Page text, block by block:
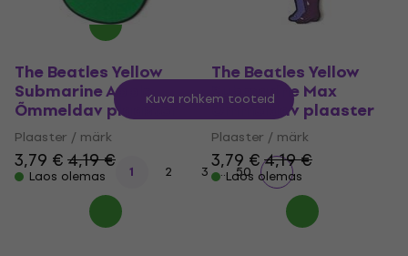
The Beatles Yellow
Submarine Apple
Õmmeldav plaaster
Plaaster / märk
3,79 €4,19 €
Laos olemas
The Beatles Yellow
Submarine Max
Õmmeldav plaaster
Plaaster / märk
3,79 €4,19 €
Laos olemas
Kuva rohkem tooteid
1 2 3 ... 50